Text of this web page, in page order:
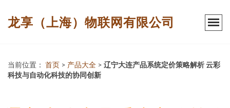
龙享（上海）物联网有限公司
当前位置： 首页 > 产品大全 > 辽宁大连产品系统定价策略解析 云彩
科技与自动化科技的协同创新